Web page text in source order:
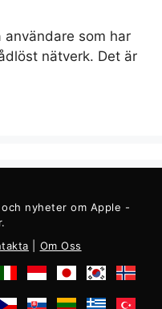
som har
nätverk. Det är
nyheter om Apple -
Om Oss